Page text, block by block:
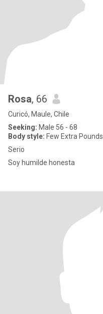
Rosa, 66
Curicó, Maule, Chile
Seeking: Male 56 - 68
Body style: Few Extra Pounds
Serio
Soy humilde honesta